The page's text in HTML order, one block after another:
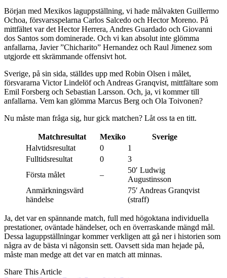
Början med Mexikos laguppställning, vi hade målvakten Guillermo
Ochoa, försvarsspelarna Carlos Salcedo och Hector Moreno. På
mittfältet var det Hector Herrera, Andres Guardado och Giovanni
dos Santos som dominerade. Och vi kan absolut inte glömma
anfallarna, Javier ”Chicharito” Hernandez och Raul Jimenez som
utgjorde ett skrämmande offensivt hot.
Sverige, på sin sida, ställdes upp med Robin Olsen i målet,
försvararna Victor Lindelöf och Andreas Granqvist, mittfältare som
Emil Forsberg och Sebastian Larsson. Och, ja, vi kommer till
anfallarna. Vem kan glömma Marcus Berg och Ola Toivonen?
Nu måste man fråga sig, hur gick matchen? Låt oss ta en titt.
Matchresultat Mexiko
Sverige
Halvtidsresultat
0
1
Fulltidsresultat
0
3
Första målet
–
50′ Ludwig
Augustinsson
Anmärkningsvärd
händelse
75′ Andreas Granqvist
(straff)
Ja, det var en spännande match, full med högoktana individuella
prestationer, oväntade händelser, och en överraskande mängd mål.
Dessa laguppställningar kommer verkligen att gå ner i historien som
några av de bästa vi någonsin sett. Oavsett sida man hejade på,
måste man medge att det var en match att minnas.
Share This Article